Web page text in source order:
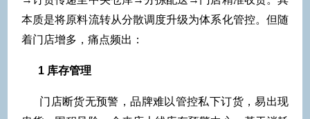
本质是将原料流转从分散调度升级为体系化管控。但随
着门店增多，痛点频出：
1 库存管理
门店断货无预警，品牌难以管控私下订货，易出现